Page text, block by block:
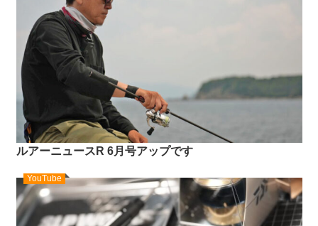
ルアーニュースR 6月号アップです
YouTube